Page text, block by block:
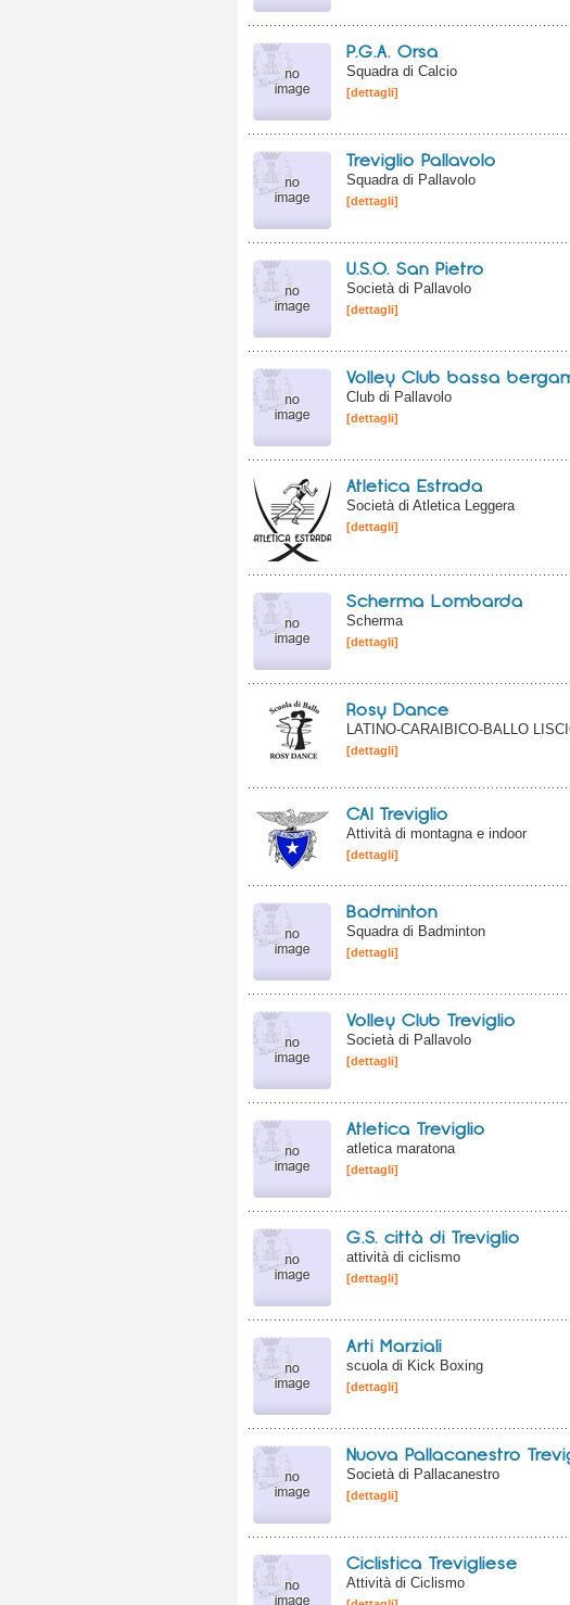
P.G.A. Orsa
Squadra di Calcio
[dettagli]
Treviglio Pallavolo
Squadra di Pallavolo
[dettagli]
U.S.O. San Pietro
Società di Pallavolo
[dettagli]
Volley Club bassa
Club di Pallavolo
[dettagli]
Atletica Estrada
Società di Atletica Leggera
[dettagli]
Scherma Lombarda
Scherma
[dettagli]
Rosy Dance
LATINO-CARAIBICO-BALLO
[dettagli]
CAI Treviglio
Attività di montagna e indoor
[dettagli]
Badminton
Squadra di Badminton
[dettagli]
Volley Club Treviglio
Società di Pallavolo
[dettagli]
Atletica Treviglio
atletica maratona
[dettagli]
G.S. città di Treviglio
attività di ciclismo
[dettagli]
Arti Marziali
scuola di Kick Boxing
[dettagli]
Nuova Pallacanestro
Società di Pallacanestro
[dettagli]
Ciclistica Trevigliese
Attività di Ciclismo